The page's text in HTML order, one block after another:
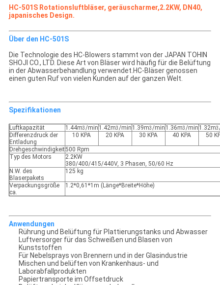
HC-501S Rotationsluftbläser, geräuscharmer,2.2KW, DN40,
japanisches Design.
Über den HC-501S
Die Technologie des HC-Blowers stammt von der JAPAN TOHIN
SHOJI CO., LTD. Diese Art von Bläser wird häufig für die Belüftung
in der Abwasserbehandlung verwendet.HC-Bläser genossen
einen guten Ruf von vielen Kunden auf der ganzen Welt.
Spezifikationen
Luftkapazität 1.44m3/min 1.42m3/min 1.39m3/min 1.36m3/min 1.32m3
Differenzdruck der
Entladung
10 KPA 20 KPA 30 KPA 40 KPA 50
Drehgeschwindigkeit500 Rpm
Typ des Motors
2.2KW
380/400/415/440V, 3 Phasen, 50/60 Hz
N.W. des
Blaserpakets
125 kg
Verpackungsgröße
ca.
1.2*0,61*1m (Länge*Breite*Höhe)
Anwendungen
Rührung und Belüftung für Plattierungstanks und Abwasser
Luftversorger für das Schweißen und Blasen von
Kunststoffen
Für Nebelsprays von Brennern und in der Glasindustrie
Mischen und belüften von Krankenhaus- und
Laborabfallprodukten
Papiertransporte im Offsetdruck